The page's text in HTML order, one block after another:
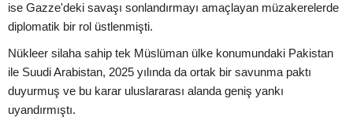
ise Gazze'deki savaşı sonlandırmayı amaçlayan müzakerelerde
diplomatik bir rol üstlenmişti.
Nükleer silaha sahip tek Müslüman ülke konumundaki Pakistan
ile Suudi Arabistan, 2025 yılında da ortak bir savunma paktı
duyurmuş ve bu karar uluslararası alanda geniş yankı
uyandırmıştı.